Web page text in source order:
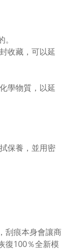
收藏，可以延
學物質，以延
保養，並用密
刮痕本身會讓商
復100％全新模